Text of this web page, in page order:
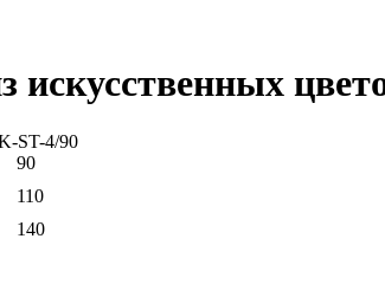
ST-4/90
90
110
140